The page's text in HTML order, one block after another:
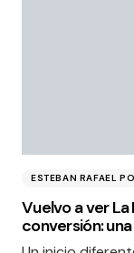
ESTEBAN RAFAEL
Vuelvo a ver
conversión: